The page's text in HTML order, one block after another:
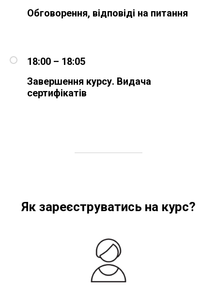
Обговорення, відповіді на питання
18:00 – 18:05
Завершення курсу. Видача
сертифікатів
Як зареєструватись на курс?